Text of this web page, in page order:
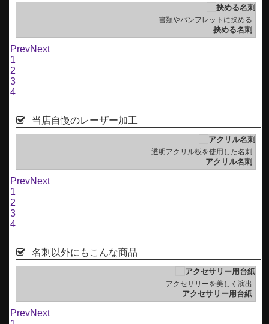
書類やパンフレットに挟める
挟める名刺
PrevNext
1
2
3
4
当店自慢のレーザー加工
透明アクリル板を使用した名刺
アクリル名刺
PrevNext
1
2
3
4
名刺以外にもこんな商品
アクセサリーを美しく演出
アクセサリー用台紙
PrevNext